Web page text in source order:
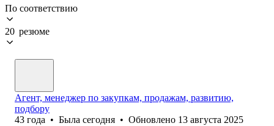
По соответствию
20 резюме
Агент, менеджер по закупкам, продажам, развитию,
подбору
43 года • Была сегодня • Обновлено 13 августа 2025